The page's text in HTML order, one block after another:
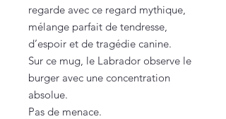
regarde avec ce regard mythique,
mélange parfait de tendresse,
d’espoir et de tragédie canine.
Sur ce mug, le Labrador observe le
burger avec une concentration
absolue.
Pas de menace.